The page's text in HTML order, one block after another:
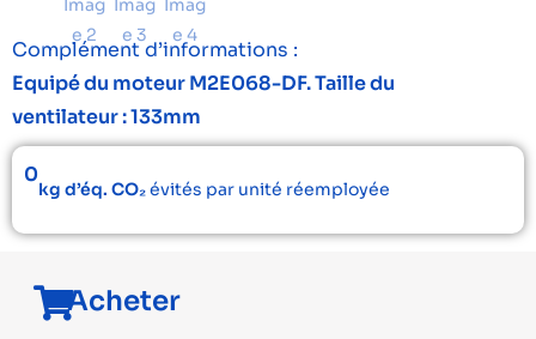
Complément d’informations :
Equipé du moteur M2E068-DF. Taille du
ventilateur : 133mm
0
kg d’éq. CO₂évités par unité réemployée
Acheter